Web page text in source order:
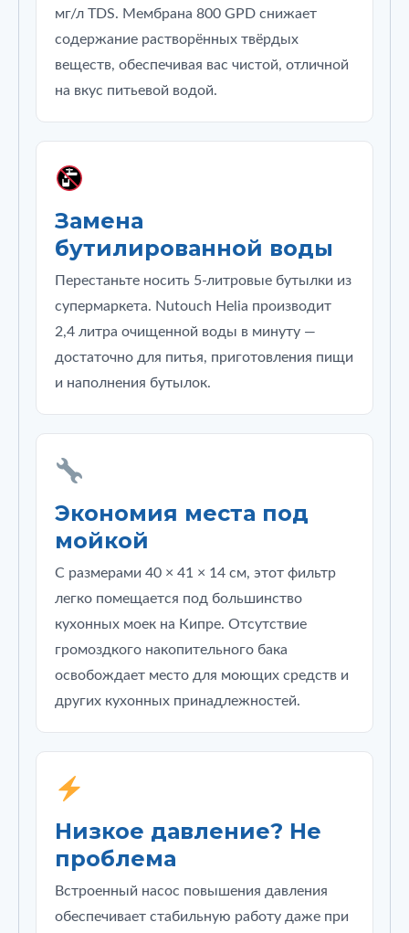
мг/л TDS. Мембрана 800 GPD снижает
содержание растворённых твёрдых
веществ, обеспечивая вас чистой, отличной
на вкус питьевой водой.
Замена
бутилированной воды
Перестаньте носить 5‑литровые бутылки из
супермаркета. Nutouch Helia производит
2,4 литра очищенной воды в минуту —
достаточно для питья, приготовления пищи
и наполнения бутылок.
Экономия места под
мойкой
С размерами 40 × 41 × 14 см, этот фильтр
легко помещается под большинство
кухонных моек на Кипре. Отсутствие
громоздкого накопительного бака
освобождает место для моющих средств и
других кухонных принадлежностей.
Низкое давление? Не
проблема
Встроенный насос повышения давления
обеспечивает стабильную работу даже при